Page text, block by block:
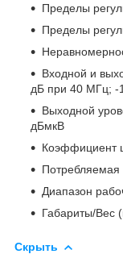
Пределы
Пределы
Входной и
дБ при 40 МГц; -
Выходной
дБмкВ
Диапазон
Габариты/Вес
Скрыть